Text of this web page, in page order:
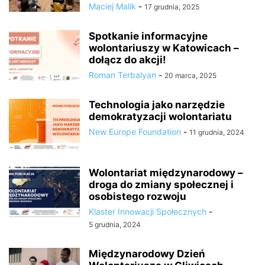
Maciej Malik - 17 grudnia, 2025
Spotkanie informacyjne
wolontariuszy w Katowicach –
dołącz do akcji!
Roman Terbalyan - 20 marca, 2025
Technologia jako narzędzie
demokratyzacji wolontariatu
New Europe Foundation - 11 grudnia, 2024
Wolontariat międzynarodowy –
droga do zmiany społecznej i
osobistego rozwoju
Klaster Innowacji Społecznych -
5 grudnia, 2024
Międzynarodowy Dzień